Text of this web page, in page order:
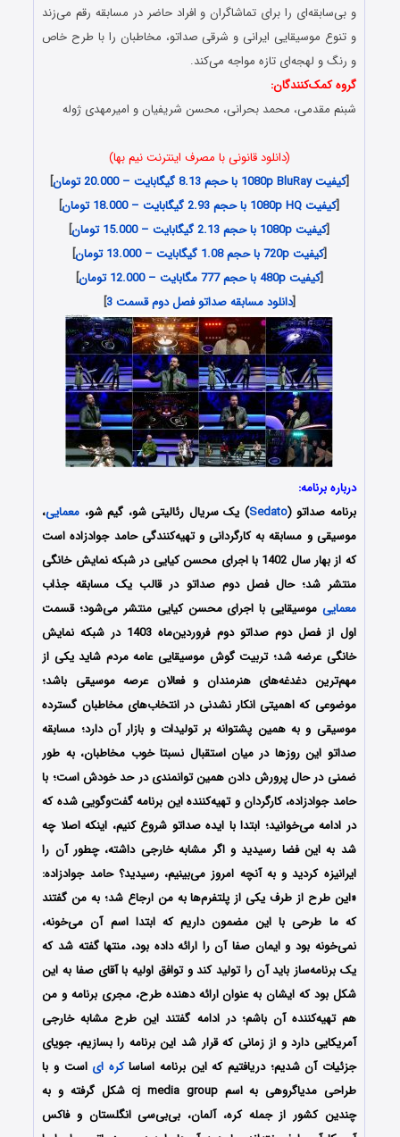
و بی‌سابقه‌ای را برای تماشاگران و افراد حاضر در مسابقه رقم می‌زند
و تنوع موسیقایی ایرانی و شرقی صداتو، مخاطبان را با طرح خاص
و رنگ و لهجه‌ای تازه‌ مواجه می‌کند.
گروه کمک‌کنندگان:
شبنم مقدمی، محمد بحرانی، محسن شریفیان و امیرمهدی ژوله
(دانلود قانونی با مصرف اینترنت نیم بها)
[کیفیت 1080p BluRay با حجم 8.13 گیگابایت – 20.000 تومان
]
[کیفیت 1080p HQ با حجم 2.93 گیگابایت – 18.000 تومان
]
[کیفیت 1080p با حجم 2.13 گیگابایت – 15.000 تومان
]
[کیفیت 720p با حجم 1.08 گیگابایت – 13.000 تومان
]
[کیفیت 480p با حجم 777 مگابایت – 12.000 تومان
]
[دانلود مسابقه صداتو فصل دوم قسمت 3 ]
درباره برنامه:
برنامه صداتو (Sedato) یک سریال رئالیتی شو، گیم شو، معمایی،
موسیقی و مسابقه به کارگردانی و تهیه‌کنندگی حامد جوادزاده است
که از بهار سال 1402 با اجرای محسن کیایی در شبکه نمایش خانگی
منتشر شد؛ حال فصل دوم صداتو در قالب یک مسابقه جذاب
معمایی موسیقایی با اجرای محسن کیایی منتشر می‌شود؛ قسمت
اول از فصل دوم صداتو دوم فروردین‌ماه 1403 در شبکه نمایش
خانگی عرضه شد؛ تربیت گوش موسیقایی عامه مردم شاید یکی از
مهم‌ترین دغدغه‌های هنرمندان و فعالان عرصه موسیقی باشد؛
موضوعی که اهمیتی انکار نشدنی در انتخاب‌های مخاطبان گسترده
موسیقی و به همین پشتوانه بر تولیدات و بازار آن دارد؛ مسابقه
صداتو این روزها در میان استقبال نسبتا خوب مخاطبان، به طور
ضمنی در حال پرورش دادن همین توانمندی در حد خودش است؛ با
حامد جوادزاده، کارگردان و تهیه‌کننده این برنامه گفت‌وگویی شده که
در ادامه می‌خوانید؛ ابتدا با ایده صداتو شروع کنیم، اینکه اصلا چه
شد به این فضا رسیدید و اگر مشابه خارجی داشته، چطور آن را
ایرانیزه کردید و به آنچه امروز می‌بینیم، رسیدید؟ حامد جوادزاده:
«این طرح از طرف یکی از پلتفرم‌ها به من ارجاع شد؛ به من گفتند
که ما طرحی با این مضمون داریم که ابتدا اسم آن می‌خونه،
نمی‌خونه بود و ایمان صفا آن را ارائه داده بود، منتها گفته شد که
یک برنامه‌ساز باید آن را تولید کند و توافق اولیه با آقای صفا به این
شکل بود که ایشان به عنوان ارائه دهنده طرح، مجری برنامه و من
هم تهیه‌کننده آن باشم؛ در ادامه گفتند این طرح مشابه خارجی
آمریکایی دارد و از زمانی که قرار شد این برنامه را بسازیم، جویای
جزئیات آن شدیم؛ دریافتیم که این برنامه اساساکره ای است و با
طراحی مدیاگروهی به اسم cj media group شکل گرفته و به
چندین کشور از جمله کره، آلمان، بی‌بی‌سی انگلستان و فاکس